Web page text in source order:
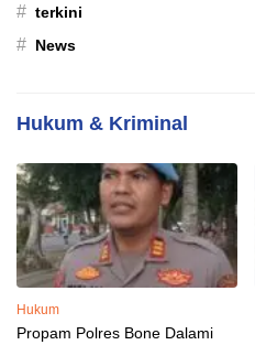
# terkini
# News
Hukum & Kriminal
Hukum
Propam Polres Bone Dalami